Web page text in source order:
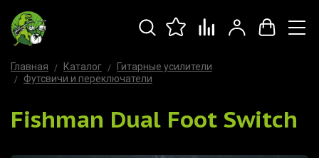
Главная Каталог
Гитарные усилители
Футсвичи и переключатели
Fishman Dual Foot Switch